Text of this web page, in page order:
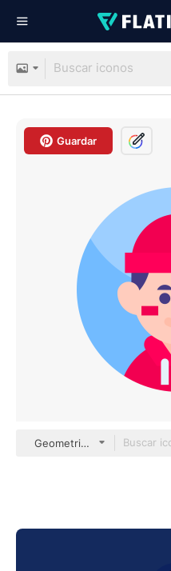
Guardar
Geometric Flat Circular Flat